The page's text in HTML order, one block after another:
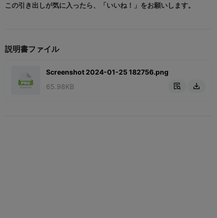
この引き出しが気に入ったら、「いいね！」をお願いします。
説明書ファイル
Screenshot 2024-01-25 182756.png
65.98KB
 